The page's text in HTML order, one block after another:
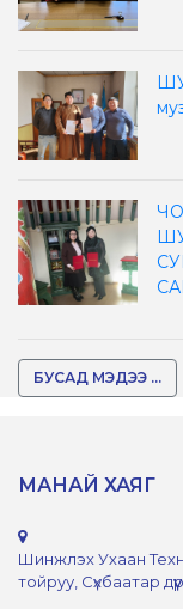
БУСАД МЭДЭЭ ...
МАНАЙ ХАЯГ
Шинжлэх Ухаан
тойруу, Сүхбаатар